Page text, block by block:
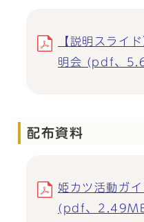
【説明スライ
明会 (pdf、
配布資料
姫カツ活動ガ
(pdf、